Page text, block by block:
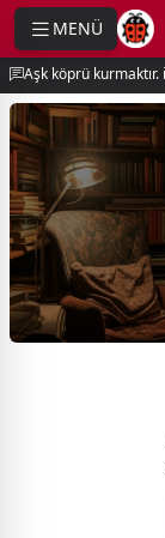
MENÜ
menu